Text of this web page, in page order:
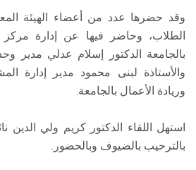
وقد حضرها عدد من أعضاء الهيئة
الطلاب، وحاضر فيها عن إدارة مركز
بالجامعة الدكتور إسلام عدلي مدير
والأستاذة لبنى محمود مدير إدارة
وريادة الأعمال بالجامعة.
استهل اللقاء الدكتور كريم ولي الدين
بالترحيب بالضيوف وبالحضور.